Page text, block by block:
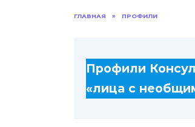
ГЛАВНАЯ » ПРОФИЛИ
Профили
«лица с